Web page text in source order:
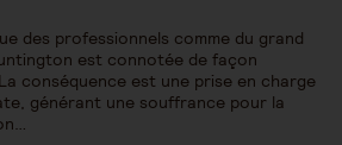
des professionnels comme du grand
est connotée de façon
conséquence est une prise en charge
générant une souffrance pour la